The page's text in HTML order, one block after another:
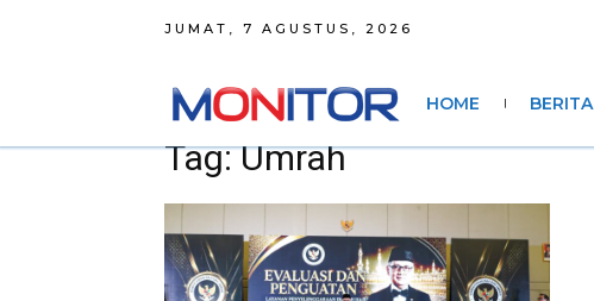
JUMAT, 7 AGUSTUS, 2026
HOME BERITA
Tag: Umrah